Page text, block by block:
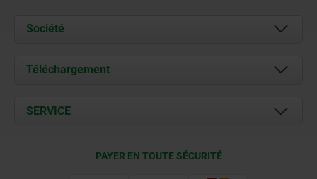
Société
À propos de nous
Contact
Téléchargement
Documents
SERVICE
PAYER EN TOUTE SÉCURITÉ